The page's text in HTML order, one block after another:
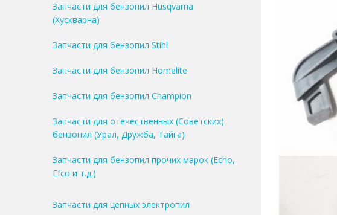
Запчасти для бензопил Husqvarna
(Хускварна)
Запчасти для бензопил Stihl
Запчасти для бензопил Homelite
Запчасти для бензопил Champion
Запчасти для отечественных (Советских)
бензопил (Урал, Дружба, Тайга)
Запчасти для бензопил прочих марок (Echo,
Efco и т.д.)
Запчасти для цепных электропил